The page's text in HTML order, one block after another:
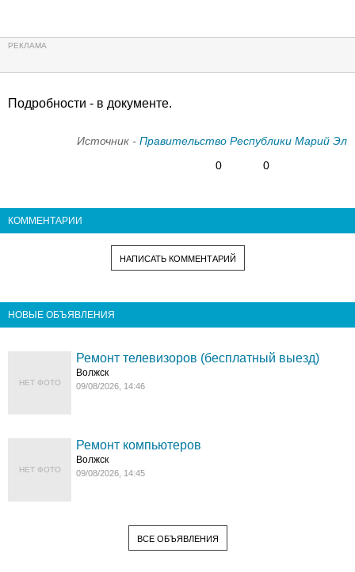
Подробности - в документе.
Источник - Правительство Республики Марий Эл
0
0
КОММЕНТАРИИ
НАПИСАТЬ КОММЕНТАРИЙ
НОВЫЕ ОБЪЯВЛЕНИЯ
НЕТ ФОТО
Ремонт телевизоров (бесплатный выезд)
Волжск
09/08/2026, 14:46
НЕТ ФОТО
Ремонт компьютеров
Волжск
09/08/2026, 14:45
ВСЕ ОБЪЯВЛЕНИЯ